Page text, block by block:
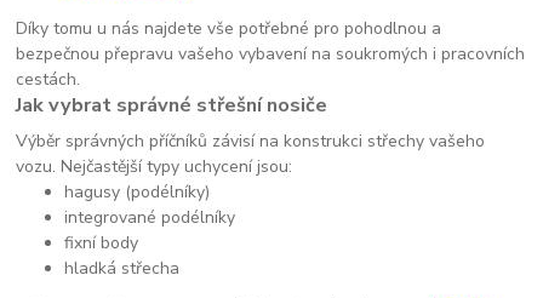
Díky tomu u nás najdete vše potřebné pro pohodlnou a
bezpečnou přepravu vašeho vybavení na soukromých i pracovních
cestách.
Jak vybrat správné střešní nosiče
Výběr správných příčníků závisí na konstrukci střechy vašeho
vozu. Nejčastější typy uchycení jsou:
hagusy (podélníky)
integrované podélníky
fixní body
hladká střecha